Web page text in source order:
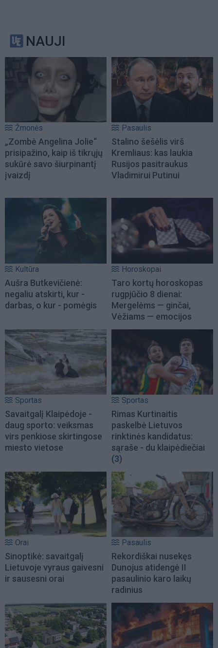
NAUJI
Žmonės
„Zombė Angelina Jolie“
prisipažino, kaip iš tikrųjų
sukūrė savo šiurpinantį
įvaizdį
Pasaulis
Stalino šešėlis virš
Kremliaus: kas laukia
Rusijos pasitraukus
Vladimirui Putinui
Kultūra
Aušra Butkevičienė:
negaliu atskirti, kur -
darbas, o kur - pomėgis
Horoskopai
Taro kortų horoskopas
rugpjūčio 8 dienai:
Mergelėms — ginčai,
Vėžiams — emocijos
Sportas
Savaitgalį Klaipėdoje -
daug sporto: veiksmas
virs penkiose skirtingose
miesto vietose
Sportas
Rimas Kurtinaitis
paskelbė Lietuvos
rinktinės kandidatus:
sąraše - du klaipėdiečiai
(3)
Orai
Sinoptikė: savaitgalį
Lietuvoje vyraus gaivesni
ir sausesni orai
Pasaulis
Rekordiškai nusekęs
Dunojus atidengė II
pasaulinio karo laikų
radinius